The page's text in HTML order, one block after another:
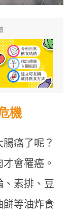
機
癌了呢？
會罹癌。
、素排、豆
餅等油炸食